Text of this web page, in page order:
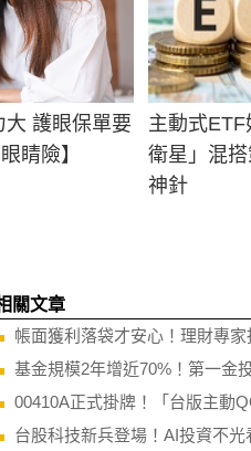
大 護眼保單要
睛險】
主動式
衛星」混
神針
關文章
帳面獲利落袋才安心！理財專家
基金規模2年增近70%！第一金
00410A正式掛牌！「台版主動
台股科技新兵登場！AI投資不光